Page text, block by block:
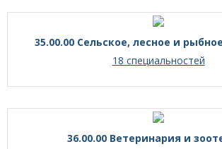
35.00.00 Сельское, лесное и
18 специальностей
36.00.00 Ветеринария и